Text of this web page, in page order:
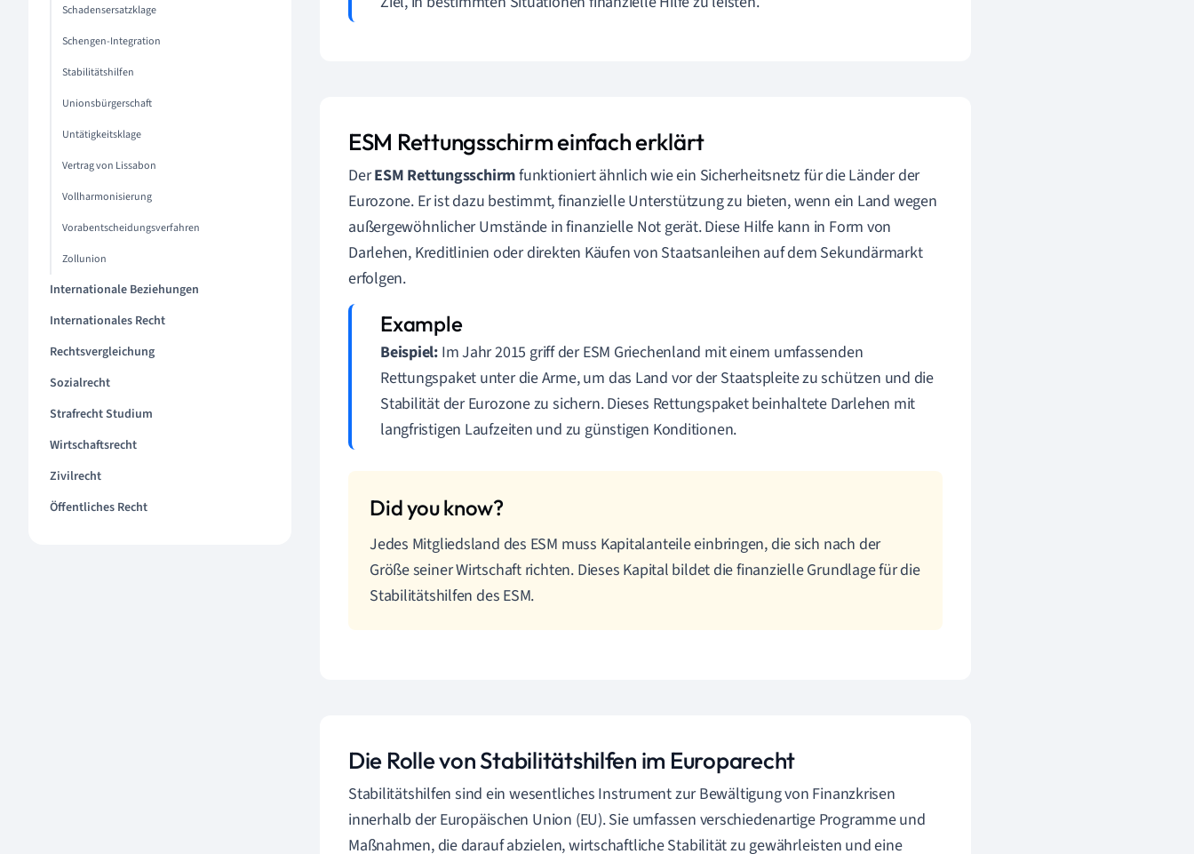
Schadensersatzklage
Schengen-Integration
Stabilitätshilfen
Unionsbürgerschaft
Untätigkeitsklage
Vertrag von Lissabon
Vollharmonisierung
Vorabentscheidungsverfahren
Zollunion
Internationale Beziehungen
Internationales Recht
Rechtsvergleichung
Sozialrecht
Strafrecht Studium
Wirtschaftsrecht
Zivilrecht
Öffentliches Recht
ESM Rettungsschirm einfach erklärt
DerESM Rettungsschirmfunktioniert ähnlich wie ein Sicherheitsnetz für die Länder der
Eurozone. Er ist dazu bestimmt, finanzielle Unterstützung zu bieten, wenn ein Land wegen
außergewöhnlicher Umstände in finanzielle Not gerät. Diese Hilfe kann in Form von
Darlehen, Kreditlinien oder direkten Käufen von Staatsanleihen auf dem Sekundärmarkt
erfolgen.
Beispiel: Im Jahr 2015 griff der ESM Griechenland mit einem umfassenden
Rettungspaket unter die Arme, um das Land vor der Staatspleite zu schützen und die
Stabilität der Eurozone zu sichern. Dieses Rettungspaket beinhaltete Darlehen mit
langfristigen Laufzeiten und zu günstigen Konditionen.
Jedes Mitgliedsland des ESM muss Kapitalanteile einbringen, die sich nach der
Größe seiner Wirtschaft richten. Dieses Kapital bildet die finanzielle Grundlage für die
Stabilitätshilfen des ESM.
Die Rolle von Stabilitätshilfen im Europarecht
Stabilitätshilfen sind ein wesentliches Instrument zur Bewältigung von Finanzkrisen
innerhalb der Europäischen Union (EU). Sie umfassen verschiedenartige Programme und
Maßnahmen, die darauf abzielen, wirtschaftliche Stabilität zu gewährleisten und eine